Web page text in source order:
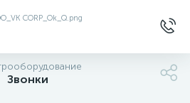
Звонки